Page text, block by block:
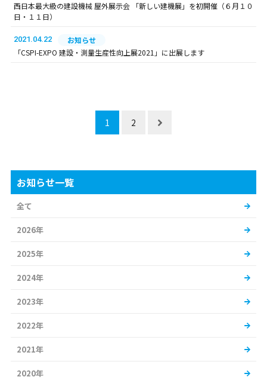
西日本最大級の建設機械 屋外展示会 「新しい建機展」を初開催（６月１０
日・１１日）
2021.04.22
お知らせ
「CSPI-EXPO 建設・測量生産性向上展2021」に出展します
1 2
お知らせ一覧
全て
2026年
2025年
2024年
2023年
2022年
2021年
2020年